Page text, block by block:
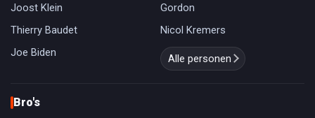
Joost Klein
Gordon
Thierry Baudet
Nicol Kremers
Joe Biden
Alle personen
Bro's